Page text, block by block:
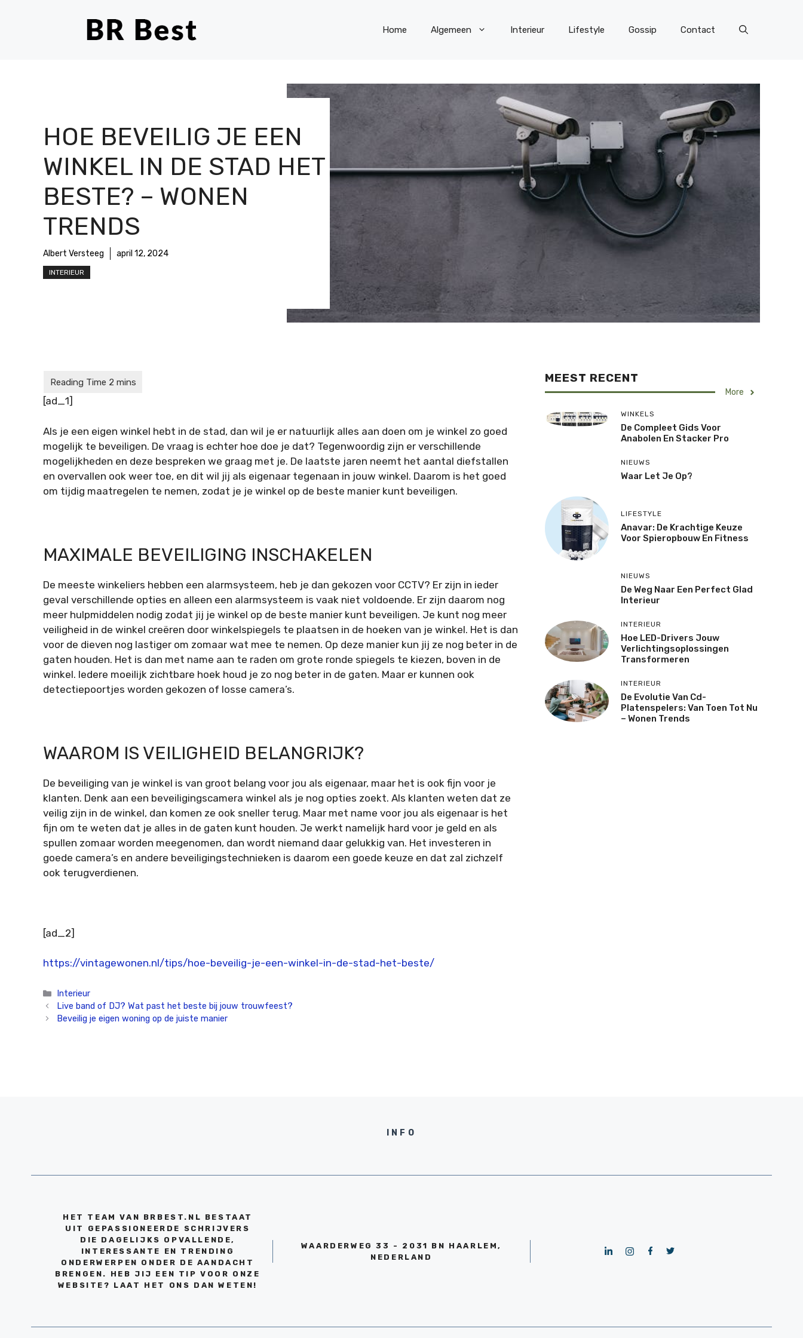
Home Algemeen Interieur Lifestyle Gossip Contact
HOE BEVEILIG JE EEN
WINKEL IN DE STAD HET
BESTE? – WONEN
TRENDS
Albert Versteeg april 12, 2024
INTERIEUR
[ad_1]
Als je een eigen winkel hebt in de stad, dan wil je er natuurlijk alles aan doen om je winkel zo goed
mogelijk te beveiligen. De vraag is echter hoe doe je dat? Tegenwoordig zijn er verschillende
mogelijkheden en deze bespreken we graag met je. De laatste jaren neemt het aantal diefstallen
en overvallen ook weer toe, en dit wil jij als eigenaar tegenaan in jouw winkel. Daarom is het goed
om tijdig maatregelen te nemen, zodat je je winkel op de beste manier kunt beveiligen.
MAXIMALE BEVEILIGING INSCHAKELEN
De meeste winkeliers hebben een alarmsysteem, heb je dan gekozen voor CCTV? Er zijn in ieder
geval verschillende opties en alleen een alarmsysteem is vaak niet voldoende. Er zijn daarom nog
meer hulpmiddelen nodig zodat jij je winkel op de beste manier kunt beveiligen. Je kunt nog meer
veiligheid in de winkel creëren door winkelspiegels te plaatsen in de hoeken van je winkel. Het is dan
voor de dieven nog lastiger om zomaar wat mee te nemen. Op deze manier kun jij ze nog beter in de
gaten houden. Het is dan met name aan te raden om grote ronde spiegels te kiezen, boven in de
winkel. Iedere moeilijk zichtbare hoek houd je zo nog beter in de gaten. Maar er kunnen ook
detectiepoortjes worden gekozen of losse camera’s.
WAAROM IS VEILIGHEID BELANGRIJK?
De beveiliging van je winkel is van groot belang voor jou als eigenaar, maar het is ook fijn voor je
klanten. Denk aan een beveiligingscamera winkel als je nog opties zoekt. Als klanten weten dat ze
veilig zijn in de winkel, dan komen ze ook sneller terug. Maar met name voor jou als eigenaar is het
fijn om te weten dat je alles in de gaten kunt houden. Je werkt namelijk hard voor je geld en als
spullen zomaar worden meegenomen, dan wordt niemand daar gelukkig van. Het investeren in
goede camera’s en andere beveiligingstechnieken is daarom een goede keuze en dat zal zichzelf
ook terugverdienen.
[ad_2]
https://vintagewonen.nl/tips/hoe-beveilig-je-een-winkel-in-de-stad-het-beste/
Categorieën
Interieur
Live band of DJ? Wat past het beste bij jouw trouwfeest?
Beveilig je eigen woning op de juiste manier
MEEST RECENT
More
WINKELS
De Compleet Gids Voor
Anabolen En Stacker Pro
NIEUWS
Waar Let Je Op?
LIFESTYLE
Anavar: De Krachtige Keuze
Voor Spieropbouw En Fitness
NIEUWS
De Weg Naar Een Perfect Glad
Interieur
INTERIEUR
Hoe LED-Drivers Jouw
Verlichtingsoplossingen
Transformeren
INTERIEUR
De Evolutie Van Cd-
Platenspelers: Van Toen Tot Nu
– Wonen Trends
INFO
HET TEAM VAN BRBEST.NL BESTAAT
UIT GEPASSIONEERDE SCHRIJVERS
DIE DAGELIJKS OPVALLENDE,
INTERESSANTE EN TRENDING
ONDERWERPEN ONDER DE AANDACHT
BRENGEN. HEB JIJ EEN TIP VOOR ONZE
WEBSITE? LAAT HET ONS DAN WETEN!
WAARDERWEG 33 - 2031 BN HAARLEM,
NEDERLAND